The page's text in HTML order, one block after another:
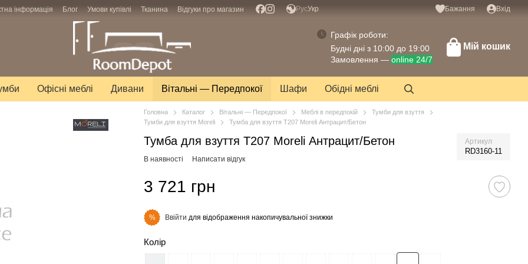
інформація Блог Умови купівлі Тканина Відгуки про магазин РусУкр Бажання Вхід
Графік роботи:
Будні дні з 10:00 до 19:00
Замовлення — online 24/7
Мій кошик
Офісні меблі Дивани Вітальні — Передпокої Шафи Обідні меблі
Головна Каталог Вітальні — Передпокої Меблі в передпокій
Тумби для взуття
Тумби для взуття Moreli
Тумба для взуття T207 Moreli Антрацит/Бетон
Тумба для взуття T207 Moreli Антрацит/Бетон Артикул
RD3160-11
В наявності Написати відгук
3 721 грн
% Ввійти для відображення накопичувальної знижки
Колір